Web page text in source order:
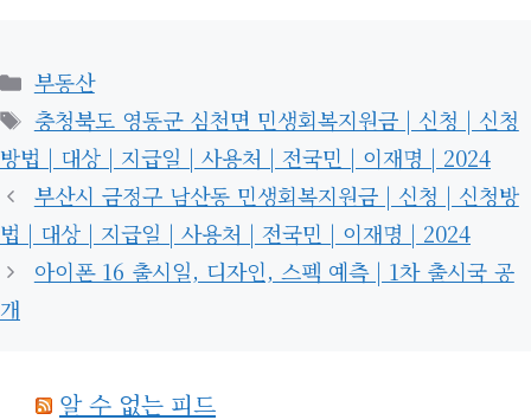
카
테
고
리
부동산
태
그
충청북도 영동군 심천면 민생회복지원금 | 신청 | 신청
방법 | 대상 | 지급일 | 사용처 | 전국민 | 이재명 | 2024
부산시 금정구 남산동 민생회복지원금 | 신청 | 신청방
법 | 대상 | 지급일 | 사용처 | 전국민 | 이재명 | 2024
아이폰 16 출시일, 디자인, 스펙 예측 | 1차 출시국 공
개
알 수 없는 피드